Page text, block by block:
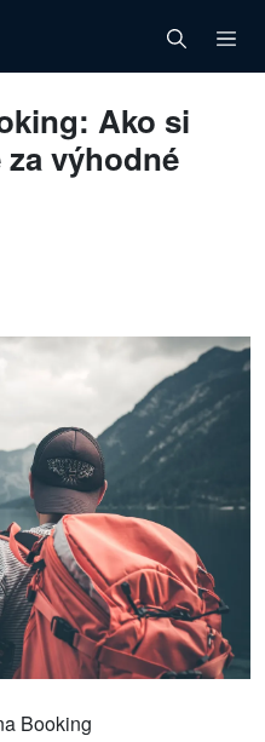
Ako si
výhodné
Booking